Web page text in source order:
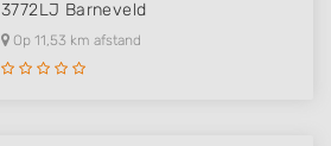
3772LJ Barneveld
Op 11,53 km afstand